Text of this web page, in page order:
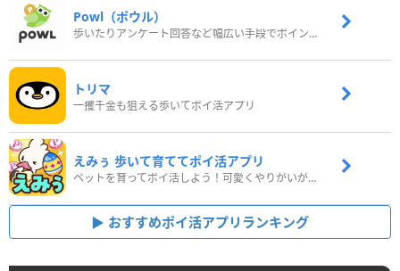
Powl（ポウル）
歩いたりアンケート回答など幅広い手段でポイントをゲット
トリマ
一攫千金も狙える歩いてポイ活アプリ
えみぅ 歩いて育ててポイ活アプリ
ペットを育ってポイ活しよう！可愛くやりがいがある新感覚アプリ
おすすめポイ活アプリランキング